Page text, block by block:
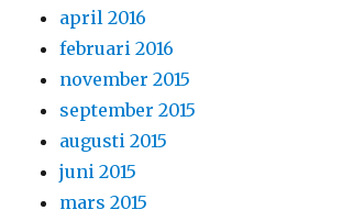
april 2016
februari 2016
november 2015
september 2015
augusti 2015
juni 2015
mars 2015